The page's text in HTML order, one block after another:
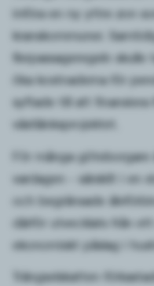
införa en ny yttre zon
kranskommuner.
flerpassageregeln
öka kostnaderna för
syftade till att
västlänksprojektet.
För många
vardagen – särskilt i en
och begränsade
därför utvecklats från
ekonomiskt påslag i
Trängselskatten